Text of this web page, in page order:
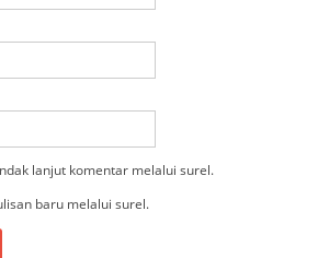
lanjut komentar melalui surel.
baru melalui surel.